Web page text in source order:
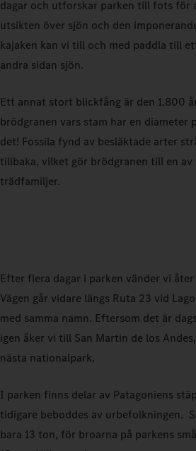
dagar och utforskar parken till fots för
utsikten över sjön och den
kajaken kan vi till och med paddla till
andra sidan sjön.
Ett annat stort blickfång är den 1.800
brödgranen vars stam har en diameter
det! Fossila fynd av besläktade arter
tillbaka, vilket gör brödgranen till en av
trädfamiljer.
Efter flera dagar i parken vänder vi
Vägen går vidare längs Ruta 23 vid
med samma namn. Eftersom det är
igen åker vi till San Martin de los
nästa nationalpark.
I parken finns delar av Patagoniens
tidigare beboddes av urbefolkningen.
bara 13 ton, för broarna på parkens